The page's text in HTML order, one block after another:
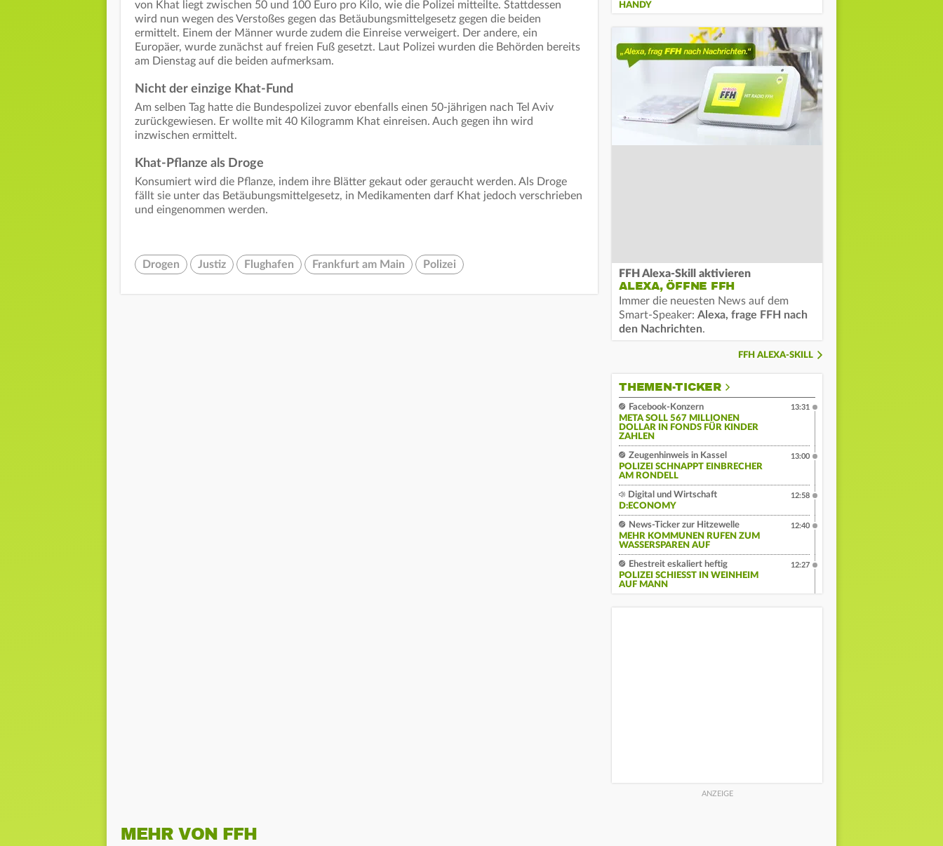
von Khat liegt zwischen 50 und 100 Euro pro Kilo, wie die Polizei mitteilte. Stattdessen
wird nun wegen des Verstoßes gegen das Betäubungsmittelgesetz gegen die beiden
ermittelt. Einem der Männer wurde zudem die Einreise verweigert. Der andere, ein
Europäer, wurde zunächst auf freien Fuß gesetzt. Laut Polizei wurden die Behörden bereits
am Dienstag auf die beiden aufmerksam.
Nicht der einzige Khat-Fund
Am selben Tag hatte die Bundespolizei zuvor ebenfalls einen 50-jährigen nach Tel Aviv
zurückgewiesen. Er wollte mit 40 Kilogramm Khat einreisen. Auch gegen ihn wird
inzwischen ermittelt.
Khat-Pflanze als Droge
Konsumiert wird die Pflanze, indem ihre Blätter gekaut oder geraucht werden. Als Droge
fällt sie unter das Betäubungsmittelgesetz, in Medikamenten darf Khat jedoch verschrieben
und eingenommen werden.
Drogen Justiz Flughafen Frankfurt am Main Polizei
HANDY
FFH Alexa-Skill aktivieren
ALEXA, ÖFFNE FFH
Immer die neuesten News auf dem
Smart-Speaker: Alexa, frage FFH nach
den Nachrichten.
FFH ALEXA-SKILL
THEMEN-TICKER
Facebook-Konzern
META SOLL 567 MILLIONEN
DOLLAR IN FONDS FÜR KINDER
ZAHLEN
13:31
Zeugenhinweis in Kassel
POLIZEI SCHNAPPT EINBRECHER
AM RONDELL
13:00
Digital und Wirtschaft
D:ECONOMY
12:58
News-Ticker zur Hitzewelle
MEHR KOMMUNEN RUFEN ZUM
WASSERSPAREN AUF
12:40
Ehestreit eskaliert heftig
POLIZEI SCHIESST IN WEINHEIM A
UF MANN
12:27
MEHR VON FFH